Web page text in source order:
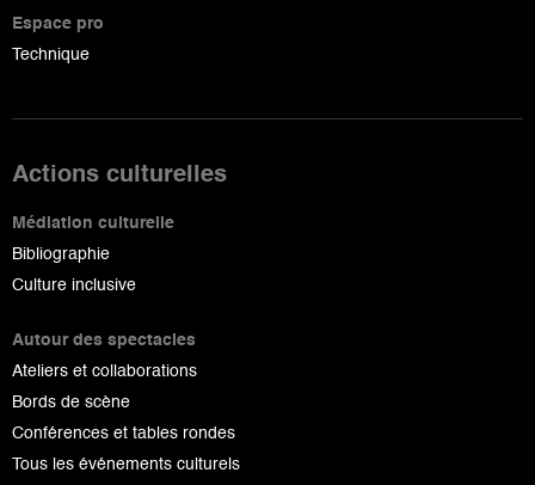
Espace pro
Technique
Actions culturelles
Médiation culturelle
Bibliographie
Culture inclusive
Autour des spectacles
Ateliers et collaborations
Bords de scène
Conférences et tables rondes
Tous les événements culturels